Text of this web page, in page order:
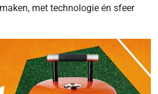
met technologie én sfeer